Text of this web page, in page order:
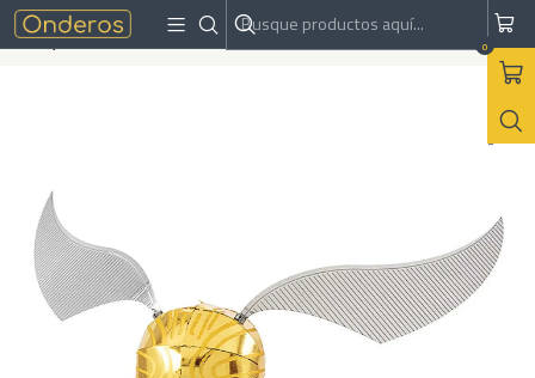
0
Inicio Armables Metal
Harry Potter - Golden Snitch Quidditch | Metal Earth